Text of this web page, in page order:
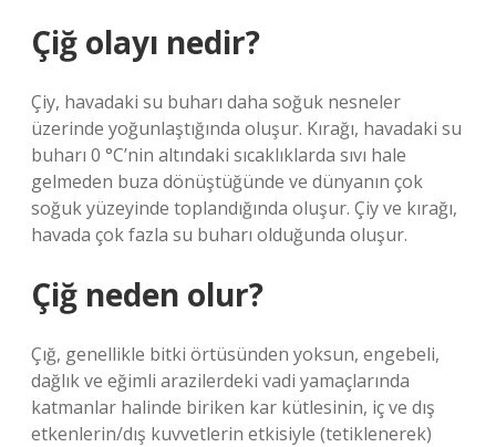
Çiğ olayı nedir?
Çiy, havadaki su buharı daha soğuk nesneler
üzerinde yoğunlaştığında oluşur. Kırağı, havadaki su
buharı 0 °C’nin altındaki sıcaklıklarda sıvı hale
gelmeden buza dönüştüğünde ve dünyanın çok
soğuk yüzeyinde toplandığında oluşur. Çiy ve kırağı,
havada çok fazla su buharı olduğunda oluşur.
Çiğ neden olur?
Çığ, genellikle bitki örtüsünden yoksun, engebeli,
dağlık ve eğimli arazilerdeki vadi yamaçlarında
katmanlar halinde biriken kar kütlesinin, iç ve dış
etkenlerin/dış kuvvetlerin etkisiyle (tetiklenerek)